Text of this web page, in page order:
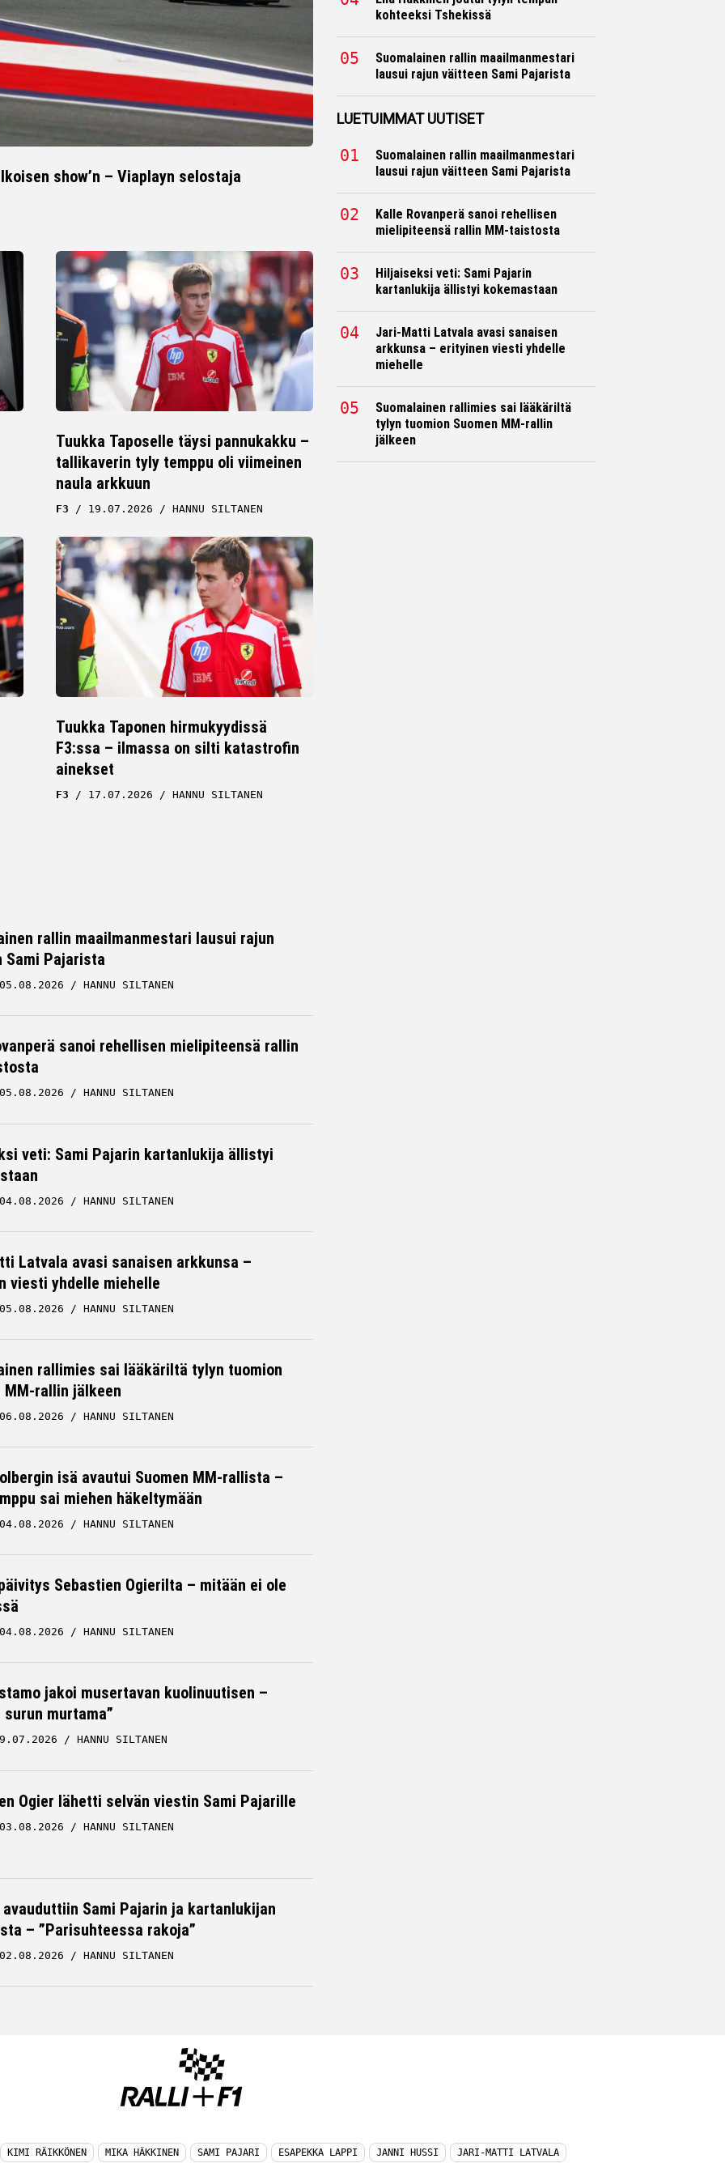
show’n – Viaplayn selostaja
Tuukka Taposelle täysi pannukakku –
tallikaverin tyly temppu oli viimeinen
naula arkkuun
F3 19.07.2026 HANNU SILTANEN
Tuukka Taponen hirmukyydissä
F3:ssa – ilmassa on silti katastrofin
ainekset
F3 17.07.2026 HANNU SILTANEN
formulatilanteessa merkittävä
F3 05.07.2026 HANNU SILTANEN
Formulalupaus Tuukka Taponen
VILLE HIRVONEN
rallin maailmanmestari lausui rajun
Sami Pajarista
05.08.2026 HANNU SILTANEN
sanoi rehellisen mielipiteensä rallin
05.08.2026 HANNU SILTANEN
veti: Sami Pajarin kartanlukija ällistyi
04.08.2026 HANNU SILTANEN
Latvala avasi sanaisen arkkunsa –
viesti yhdelle miehelle
05.08.2026 HANNU SILTANEN
rallimies sai lääkäriltä tylyn tuomion
MM-rallin jälkeen
06.08.2026 HANNU SILTANEN
isä avautui Suomen MM-rallista –
sai miehen häkeltymään
04.08.2026 HANNU SILTANEN
Sebastien Ogierilta – mitään ei ole
04.08.2026 HANNU SILTANEN
jakoi musertavan kuolinuutisen –
surun murtama”
HANNU SILTANEN
Ogier lähetti selvän viestin Sami Pajarille
03.08.2026 HANNU SILTANEN
Sami Pajarin ja kartanlukijan
– ”Parisuhteessa rakoja”
02.08.2026 HANNU SILTANEN
kohteeksi Tshekissä
Suomalainen rallin maailmanmestari
lausui rajun väitteen Sami Pajarista
LUETUIMMAT UUTISET
Suomalainen rallin maailmanmestari
lausui rajun väitteen Sami Pajarista
Kalle Rovanperä sanoi rehellisen
mielipiteensä rallin MM-taistosta
Hiljaiseksi veti: Sami Pajarin
kartanlukija ällistyi kokemastaan
Jari-Matti Latvala avasi sanaisen
arkkunsa – erityinen viesti yhdelle
miehelle
Suomalainen rallimies sai lääkäriltä
tylyn tuomion Suomen MM-rallin
jälkeen
KIMI RÄIKKÖNEN MIKA HÄKKINEN SAMI PAJARI ESAPEKKA LAPPI JANNI HUSSI JARI-MATTI LATVALA